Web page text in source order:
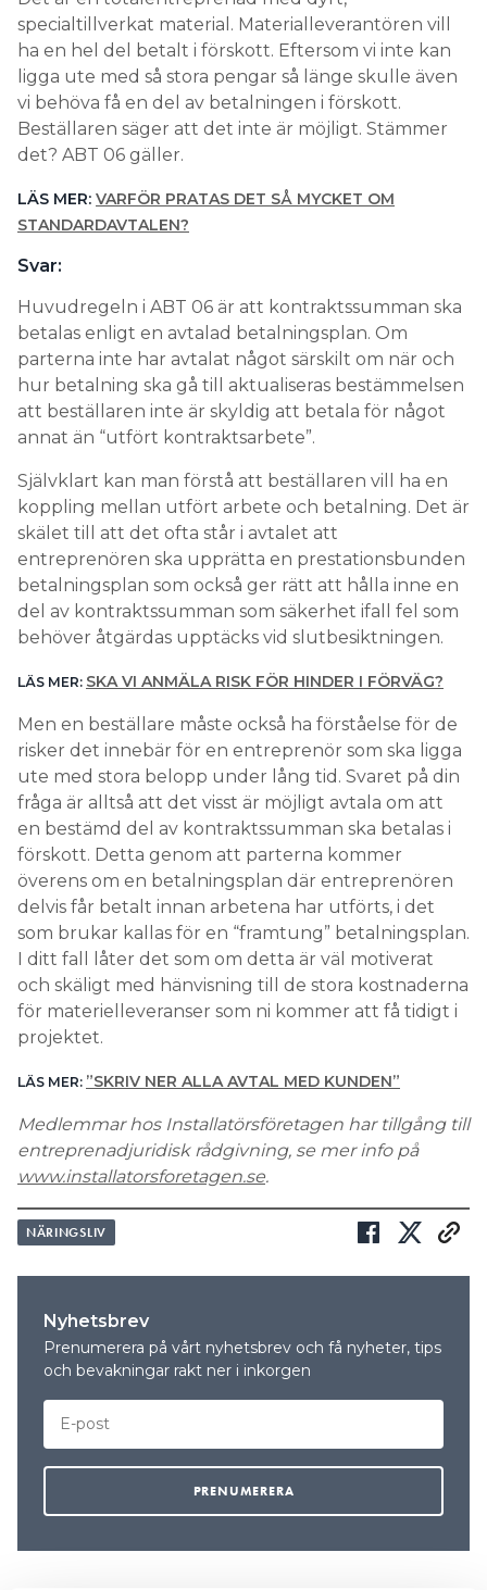
specialtillverkat material. Materialleverantören vill
ha en hel del betalt i förskott. Eftersom vi inte kan
ligga ute med så stora pengar så länge skulle även
vi behöva få en del av betalningen i förskott.
Beställaren säger att det inte är möjligt. Stämmer
det? ABT 06 gäller.
LÄS MER: VARFÖR PRATAS DET SÅ MYCKET OM
STANDARDAVTALEN?
Svar:
Huvudregeln i ABT 06 är att kontraktssumman ska
betalas enligt en avtalad betalningsplan. Om
parterna inte har avtalat något särskilt om när och
hur betalning ska gå till aktualiseras bestämmelsen
att beställaren inte är skyldig att betala för något
annat än “utfört kontraktsarbete”.
Självklart kan man förstå att beställaren vill ha en
koppling mellan utfört arbete och betalning. Det är
skälet till att det ofta står i avtalet att
entreprenören ska upprätta en prestationsbunden
betalningsplan som också ger rätt att hålla inne en
del av kontraktssumman som säkerhet ifall fel som
behöver åtgärdas upptäcks vid slutbesiktningen.
LÄS MER: SKA VI ANMÄLA RISK FÖR HINDER I FÖRVÄG?
Men en beställare måste också ha förståelse för de
risker det innebär för en entreprenör som ska ligga
ute med stora belopp under lång tid. Svaret på din
fråga är alltså att det visst är möjligt avtala om att
en bestämd del av kontraktssumman ska betalas i
förskott. Detta genom att parterna kommer
överens om en betalningsplan där entreprenören
delvis får betalt innan arbetena har utförts, i det
som brukar kallas för en “framtung” betalningsplan.
I ditt fall låter det som om detta är väl motiverat
och skäligt med hänvisning till de stora kostnaderna
för materielleveranser som ni kommer att få tidigt i
projektet.
LÄS MER: ”SKRIV NER ALLA AVTAL MED KUNDEN”
Medlemmar hos Installatörsföretagen har tillgång till
entreprenadjuridisk rådgivning, se mer info på
www.installatorsforetagen.se.
NÄRINGSLIV
Nyhetsbrev
Prenumerera på vårt nyhetsbrev och få nyheter, tips
och bevakningar rakt ner i inkorgen